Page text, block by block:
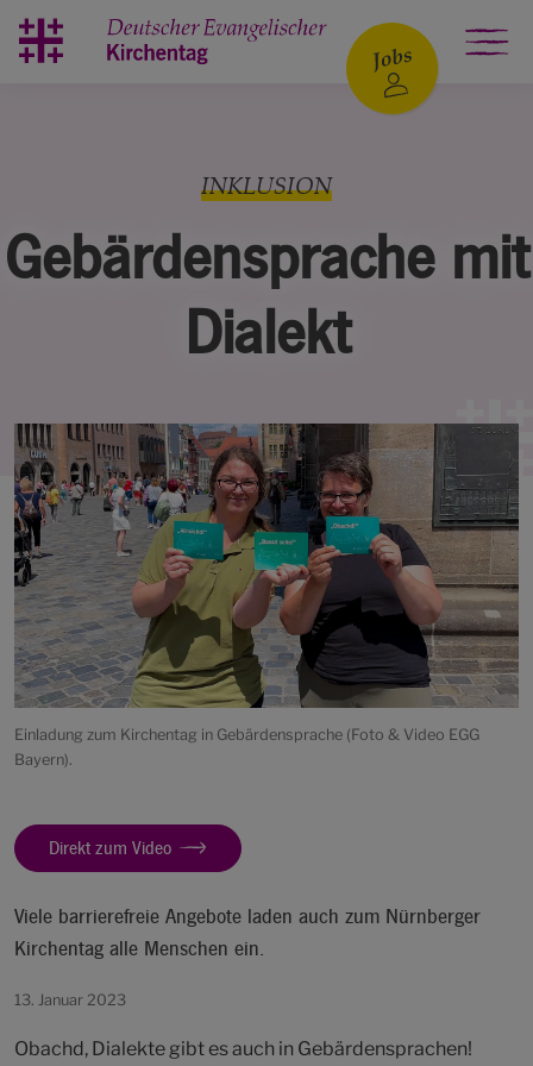
Gebärdensprache mit
Dialekt
INKLUSION
Einladung zum Kirchentag in Gebärdensprache (Foto & Video EGG
Bayern).
Direkt zum Video
Viele barrierefreie Angebote laden auch zum Nürnberger
Kirchentag alle Menschen ein.
13. Januar 2023
Obachd, Dialekte gibt es auch in Gebärdensprachen!